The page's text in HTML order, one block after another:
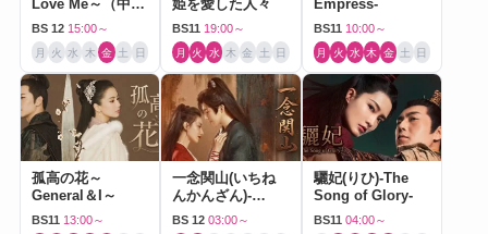
Love Me～（中国
ドラマ）
BS 12 15:00～
月 火 水 木 金 土 日
姫を愛した人々
BS11 19:00～
月 火 水 木 金 土 日
Empress-
BS11 10:00～
月 火 水 木 金 土 日
孤高の花～
General＆I～
BS11 13:00～
一念関山(いちね
んかんざん)-
Journey to Love-
BS 12 03:00～
驪妃(りひ)-The
Song of Glory-
BS11 04:00～